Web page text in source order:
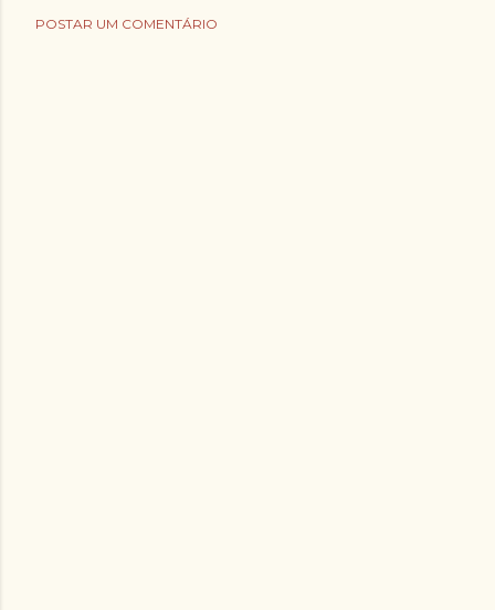
POSTAR UM COMENTÁRIO